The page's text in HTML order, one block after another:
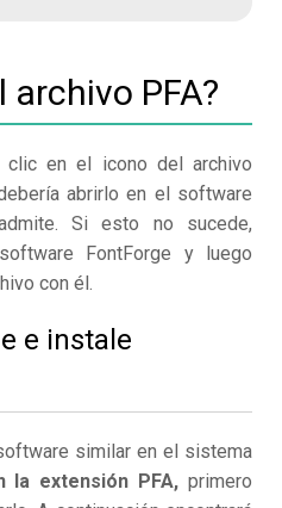
archivo PFA?
clic en el icono del archivo
abrirlo en el software
Si esto no sucede,
FontForge y luego
con él.
e instale
similar en el sistema
la extensión PFA, primero